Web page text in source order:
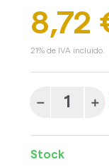
8,72
21% de IVA incluido.
Stock